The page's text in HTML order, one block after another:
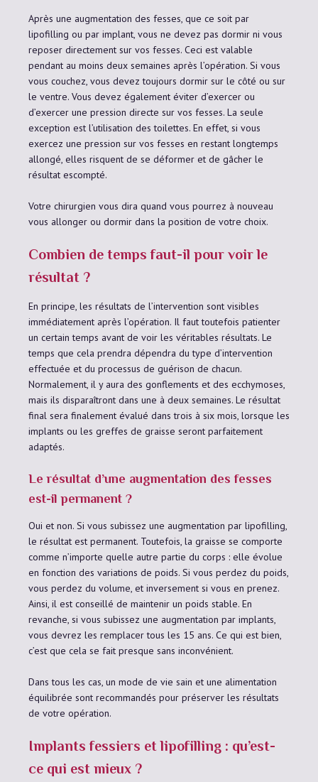
Après une augmentation des fesses, que ce soit par
lipofilling ou par implant, vous ne devez pas dormir ni vous
reposer directement sur vos fesses. Ceci est valable
pendant au moins deux semaines après l’opération. Si vous
vous couchez, vous devez toujours dormir sur le côté ou sur
le ventre. Vous devez également éviter d’exercer ou
d’exercer une pression directe sur vos fesses. La seule
exception est l’utilisation des toilettes. En effet, si vous
exercez une pression sur vos fesses en restant longtemps
allongé, elles risquent de se déformer et de gâcher le
résultat escompté.
Votre chirurgien vous dira quand vous pourrez à nouveau
vous allonger ou dormir dans la position de votre choix.
Combien de temps faut-il pour voir le
résultat ?
En principe, les résultats de l’intervention sont visibles
immédiatement après l’opération. Il faut toutefois patienter
un certain temps avant de voir les véritables résultats. Le
temps que cela prendra dépendra du type d’intervention
effectuée et du processus de guérison de chacun.
Normalement, il y aura des gonflements et des ecchymoses,
mais ils disparaîtront dans une à deux semaines. Le résultat
final sera finalement évalué dans trois à six mois, lorsque les
implants ou les greffes de graisse seront parfaitement
adaptés.
Le résultat d’une augmentation des fesses
est-il permanent ?
Oui et non. Si vous subissez une augmentation par lipofilling,
le résultat est permanent. Toutefois, la graisse se comporte
comme n’importe quelle autre partie du corps : elle évolue
en fonction des variations de poids. Si vous perdez du poids,
vous perdez du volume, et inversement si vous en prenez.
Ainsi, il est conseillé de maintenir un poids stable. En
revanche, si vous subissez une augmentation par implants,
vous devrez les remplacer tous les 15 ans. Ce qui est bien,
c’est que cela se fait presque sans inconvénient.
Dans tous les cas, un mode de vie sain et une alimentation
équilibrée sont recommandés pour préserver les résultats
de votre opération.
Implants fessiers et lipofilling : qu’est-
ce qui est mieux ?